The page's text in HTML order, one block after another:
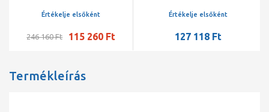
1 lyukas
Értékelje elsőként
246 160 Ft 115 260 Ft
Értékelje elsőként
127 118 Ft
Termékleírás